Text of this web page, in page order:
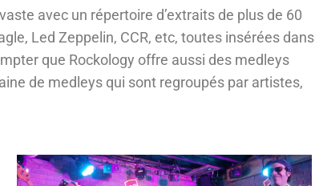
avec un répertoire d’extraits de plus de 60
Led Zeppelin, CCR, etc, toutes insérées dans
que Rockology offre aussi des medleys
de medleys qui sont regroupés par artistes,